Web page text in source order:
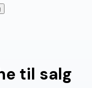
til salg